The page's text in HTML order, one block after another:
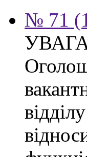
№ 71